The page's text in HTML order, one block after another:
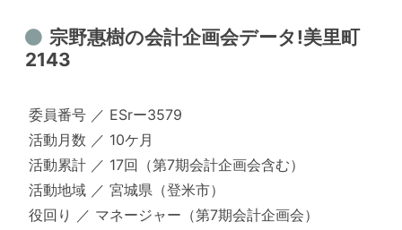
宗野惠樹の会計企画会データ!美里町
2143
委員番号 ／ ESrー3579
活動月数 ／ 10ケ月
活動累計 ／ 17回（第7期会計企画会含む）
活動地域 ／ 宮城県（登米市）
役回り ／ マネージャー（第7期会計企画会）